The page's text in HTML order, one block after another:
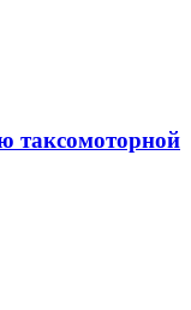
таксомоторной